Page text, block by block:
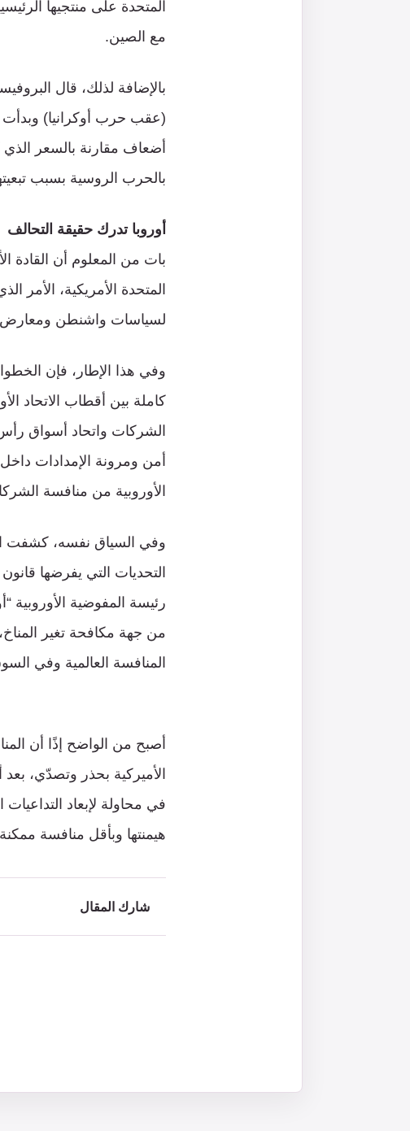
مع الصين.
بالإضافة لذلك، قال
أضعاف مقارنة بالسعر
بالحرب الروسية بسبب
أوروبا تدرك حقيقة التحالف
بات من المعلوم أن القادة
المتحدة الأمريكية، الأمر
لسياسات واشنطن ومعارض
وفي هذا الإطار، فإن
كاملة بين أقطاب الاتحاد
الشركات واتحاد أسواق
أمن ومرونة الإمدادات
الأوروبية من منافسة
التحديات التي يفرضها
رئيسة المفوضية الأوروبية
من جهة مكافحة تغير
المنافسة العالمية وفي
أصبح من الواضح إذًا أن
الأميركية بحذر وتصدّي،
في محاولة لإبعاد
هيمنتها وبأقل منافسة
شارك المقال